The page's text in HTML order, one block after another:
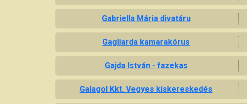
Gabriella Mária divatáru
Gagliarda kamarakórus
Gajda István - fazekas
Galagol Kkt. Vegyes kiskereskedés